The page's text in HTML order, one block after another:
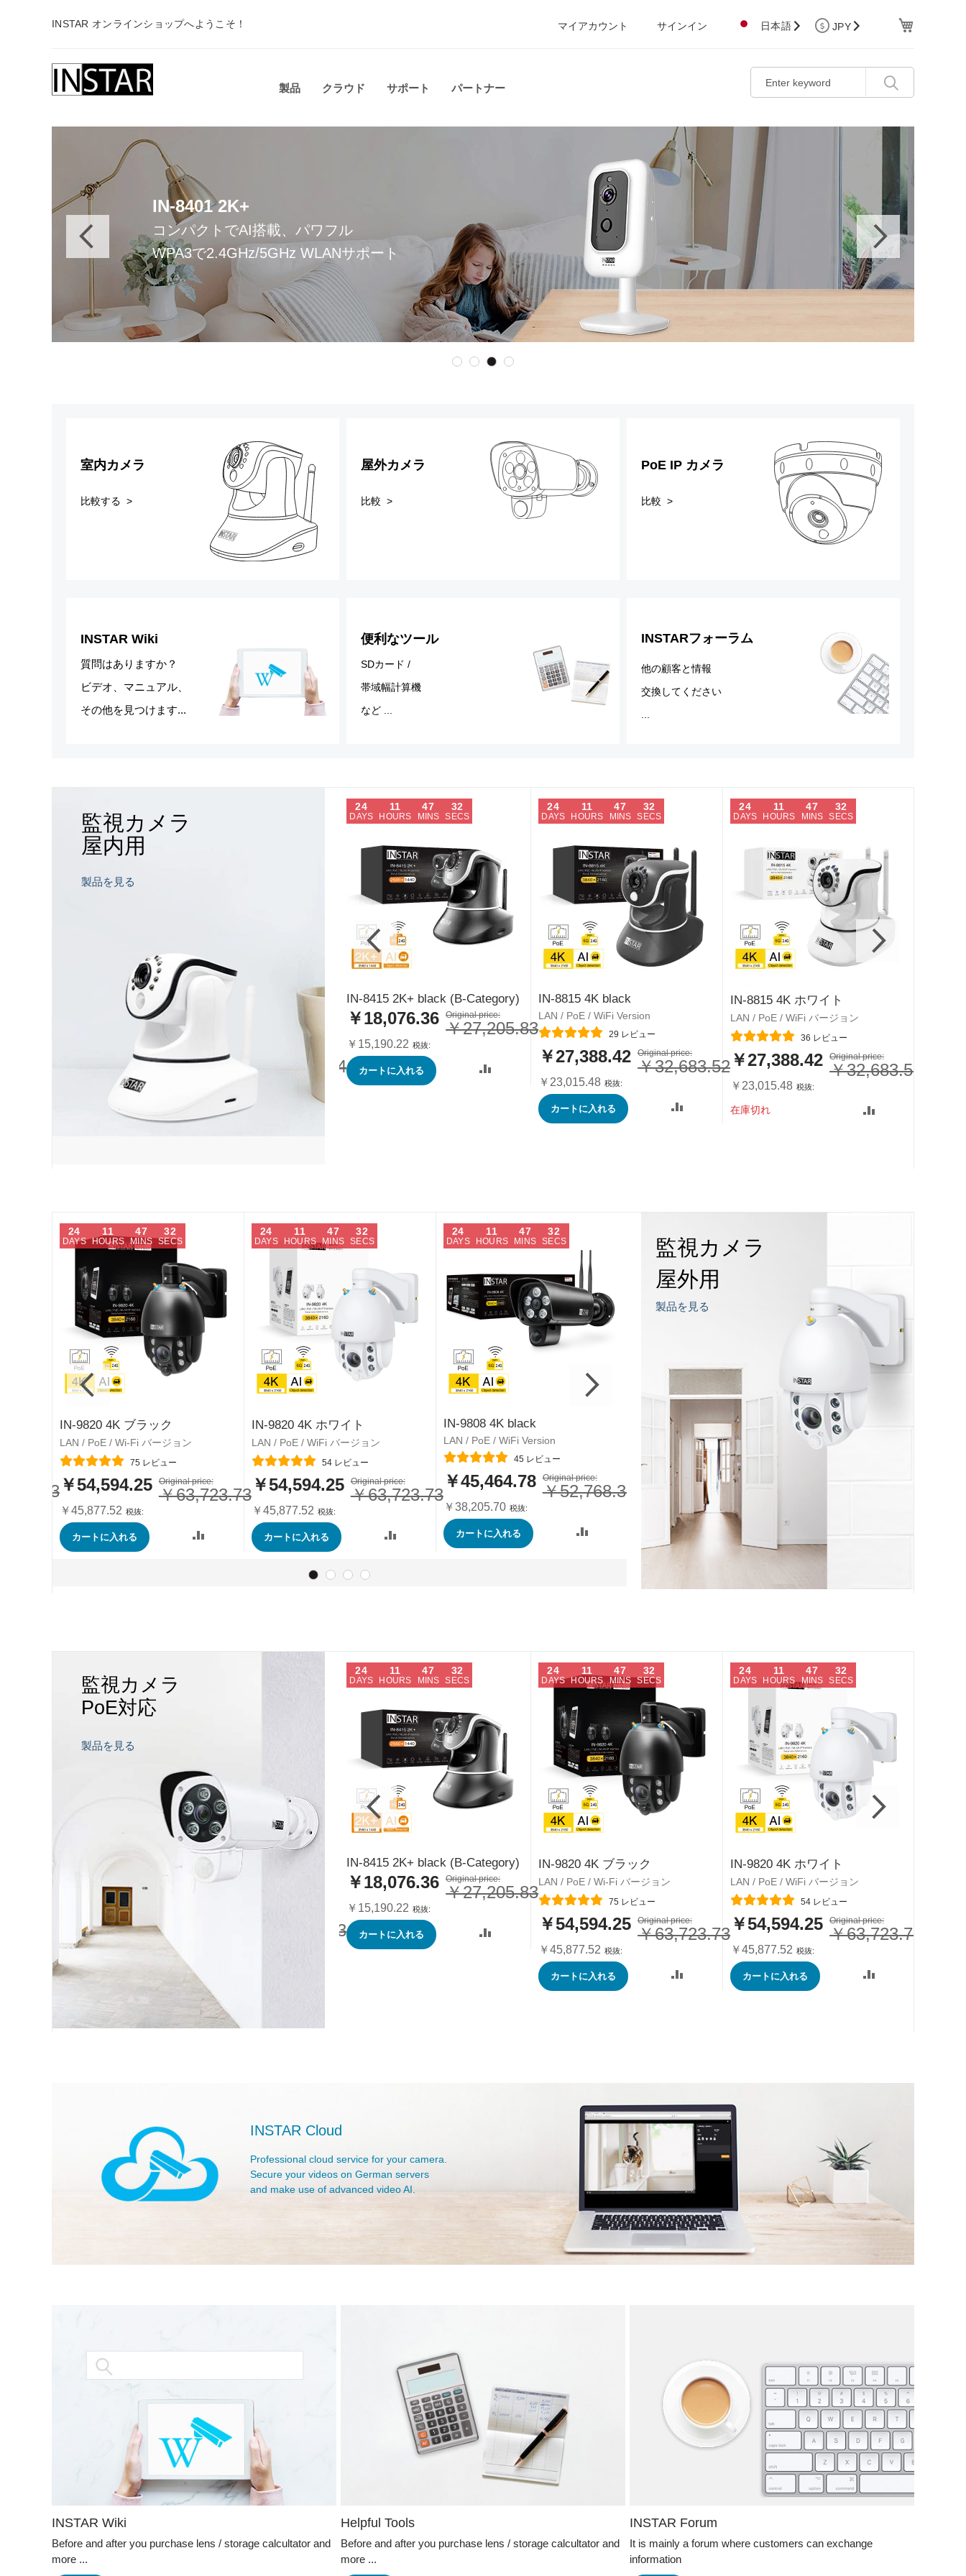
INSTAR オンラインショップへようこそ！ マイアカウント サインイン 日本語 JPY
製品 クラウド サポート パートナー
今すぐ利用可能
IN-8815 4K · IN-9808 4K · IN-9820 4K
新しい4K監視世代 -
インテリジェントで鮮明、安全。
IN-9408 2K+
新しいAIベースの監視カメラと
統合されたPIRと物体検出
IN-8401 2K+
コンパクトでAI搭載、パワフル
WPA3で2.4GHz/5GHz WLANサポート
INSTARクラウド
ドイツのクラウドサーバーに安全に記録を保存
スマートビデオ分析のおかげでより少ない誤報を
避ける！
室内カメラ
比較する >
屋外カメラ
比較 >
PoE IP カメラ
比較 >
INSTAR Wiki
質問はありますか？
ビデオ、マニュアル、
その他を見つけます...
便利なツール
SDカード /
帯域幅計算機
など ...
INSTARフォーラム
他の顧客と情報
交換してください
監視カメラ
屋内用
製品を見る
￥23,554.04
IN-8401 2K+ white
11 HOURS
47
MINS
LAN / WiFi Version
レーティング:
Original price:
￥23,554.04
別
￥19,902.25
カートに入れる
IN-8415 2K+ black (B-Category)
24
DAYS
11
HOURS
47
MINS
31
SECS
Original price:
￥27,205.83
特
別
価
￥18,076.36
￥15,190.22
カートに入れる
IN-8815 4K black
24
DAYS
11
HOURS
47
MINS
31
SECS
LAN / PoE / WiFi Version
レーティング:
29 レビュー
Original price:
￥32,683.52
特
別
価
￥27,388.42
￥23,015.48
カートに入れる
IN-8815 4K ホワイト
24
DAYS
11
HOURS
47
MINS
31
SECS
LAN / PoE / WiFi バージョン
レーティング:
36 レビュー
Original price:
￥32,683.52
特
別
価
￥27,388.42
￥23,015.48
在庫切れ
IN-9820 4K ブラック
24
DAYS
11
HOURS
47
MINS
31
SECS
LAN / PoE / Wi-Fi バージョン
レーティング:
75 レビュー
Original price:
￥63,723.73
特
別
価
格
￥54,594.25
￥45,877.52
カートに入れる
IN-9820 4K ホワイト
24
DAYS
11
HOURS
47
MINS
31
SECS
LAN / PoE / WiFi バージョン
レーティング:
54 レビュー
Original price:
￥63,723.73
特
価
格
￥54,594.25
￥45,877.52
カートに入れる
IN-9808 4K black
24
DAYS
11
HOURS
47
MINS
31
SECS
LAN / PoE / WiFi Version
レーティング:
45 レビュー
Original price:
￥52,768.36
特
価
格
￥45,464.78
￥38,205.70
カートに入れる
IN-9808 4K white
DAYS HOURS MINS SECS
LAN / PoE / WiFi Version
レーティング:
37レビュー
Original price:
￥45,464.78
￥38,205.70
カートに入れる
IN-9420 2K+ black
LAN / PoE / WiFi Version
監視カメラ
屋外用
製品を見る
監視カメラ
PoE対応
製品を見る
Original price:
￥27,205.83
IN-8415 2K+ white
11HOURS
47MINS
LAN / PoE / WiFi Version
￥27,205.83
別
￥22,821.86
￥19,178.03
カートに入れる
IN-8415 2K+ black (B-Category)
24
DAYS
11
HOURS
47
MINS
31
SECS
Original price:
￥27,205.83
特
別
価
格
￥18,076.36
￥15,190.22
カートに入れる
IN-9820 4K ブラック
24
DAYS
11
HOURS
47
MINS
31
SECS
LAN / PoE / Wi-Fi バージョン
レーティング:
75 レビュー
Original price:
￥63,723.73
特
別
価
格
￥54,594.25
￥45,877.52
カートに入れる
IN-9820 4K ホワイト
24
DAYS
11
HOURS
47
MINS
31
SECS
LAN / PoE / WiFi バージョン
レーティング:
54 レビュー
Original price:
￥63,723.73
特
別
価
格
￥54,594.25
￥45,877.52
カートに入れる
INSTAR Cloud
Professional cloud service for your camera.
Secure your videos on German servers
and make use of advanced video AI.
INSTAR Wiki
Before and after you purchase lens / storage calcultator and
more ...
Helpful Tools
Before and after you purchase lens / storage calcultator and
more ...
INSTAR Forum
It is mainly a forum where customers can exchange
information